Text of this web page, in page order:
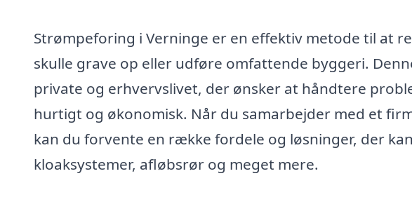
Strømpeforing i Verninge er en effektiv metode til at
skulle grave op eller udføre omfattende byggeri.
private og erhvervslivet, der ønsker at håndtere
hurtigt og økonomisk. Når du samarbejder med et
kan du forvente en række fordele og løsninger, der
kloaksystemer, afløbsrør og meget mere.